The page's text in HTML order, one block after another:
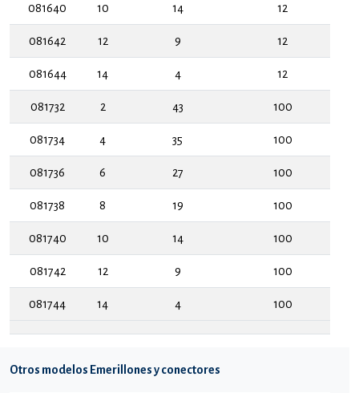
081640 10 14 12
081642 12 9 12
081644 14 4 12
081732 2 43 100
081734 4 35 100
081736 6 27 100
081738 8 19 100
081740 10 14 100
081742 12 9 100
081744 14 4 100
Otros modelos Emerillones y conectores